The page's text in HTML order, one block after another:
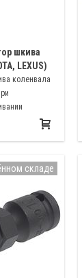
шкива
LEXUS)
коленвала
складе